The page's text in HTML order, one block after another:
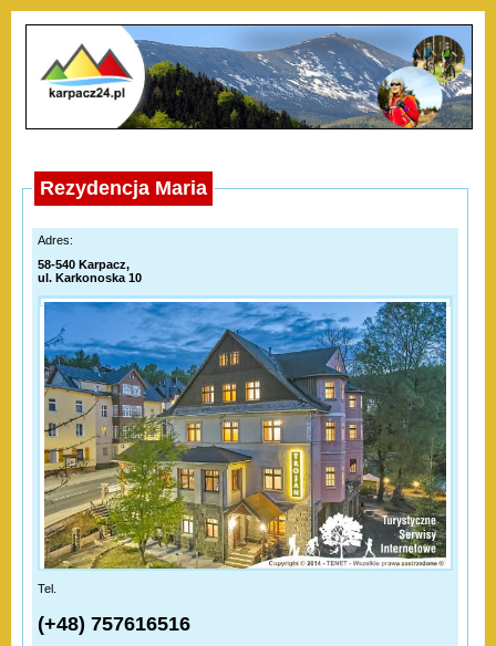
Rezydencja Maria
Adres:
58-540 Karpacz,
ul. Karkonoska 10
Tel.
(+48) 757616516